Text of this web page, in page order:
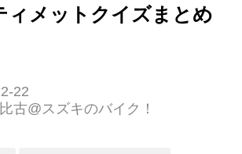
ィメットクイズまとめ
22
古@スズキのバイク！